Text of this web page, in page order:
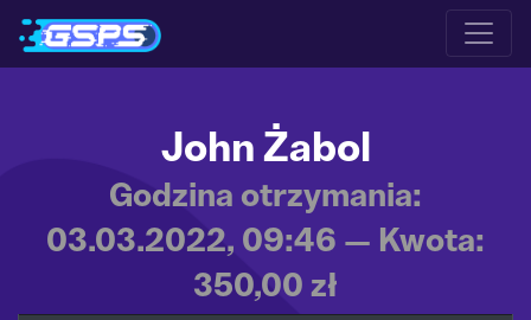
John Żabol
Godzina otrzymania:
03.03.2022, 09:46 — Kwota:
350,00 zł